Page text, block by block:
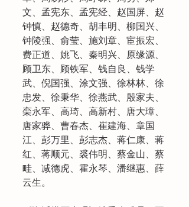
文、孟宪东、孟宪经、赵国屏、赵
钟慎、赵德奇、胡丰明、柳国兴、
钟陵强、俞莹、施刘章、宦振宏、
费正道、姚飞、秦明兴、原缘源、
顾卫东、顾铁军、钱自良、钱学
武、倪国强、涂文强、徐林林、徐
忠发、徐秉华、徐燕武、殷家夫、
栾永军、高琦、高新村、唐大璋、
唐家骅、曹春杰、崔建海、章国
江、彭万里、彭志杰、蒋仁康、蒋
红、蒋顺元、裘伟明、蔡金山、蔡
畦、减德虎、霍永琴、潘继惠、薛
云生。